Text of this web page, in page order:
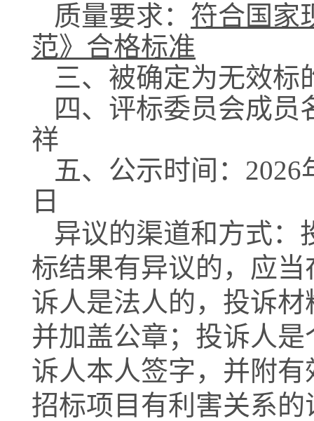
质量要求： 符合国家
范》合格标准
三、 被确定为无效标
四、 评标委员会成员
祥
五、公示时间： 2026
日
异议的渠道和方式：
标结果有异议的，应
诉人是法人的，投诉
并加盖公章；投诉人
诉人本人签字，并附
招标项目有利害关系